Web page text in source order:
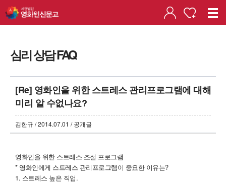
심리 상담 FAQ
[Re] 영화인을 위한 스트레스 관리프로그램에 대해
미리 알 수없나요?
김한규 / 2014.07.01 / 공개글
영화인을 위한 스트레스 조절 프로그램
* 영화인에게 스트레스 관리프로그램이 중요한 이유는?
1. 스트레스 높은 직업.